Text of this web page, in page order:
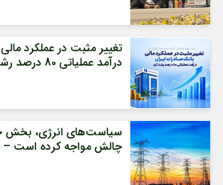
تغییر مثبت در عملکرد
درآمد عملیاتی 80 درصد رشد کرد – جمهورآنلاین
سیاست‌های انرژی، بخش
چالش مواجه کرده است –